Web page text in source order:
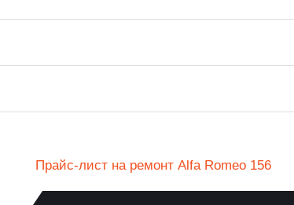
Прайс-лист на ремонт Alfa Romeo 156